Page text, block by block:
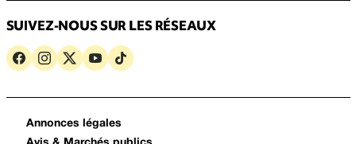
SUIVEZ-NOUS SUR LES RÉSEAUX
Annonces légales